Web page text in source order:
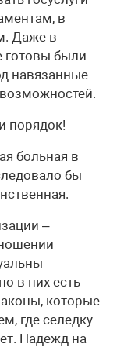
в
Даже в
готовы были
навязанные
порядок!
больная в
бы
–
в них есть
которые
где селедку
Надежд на